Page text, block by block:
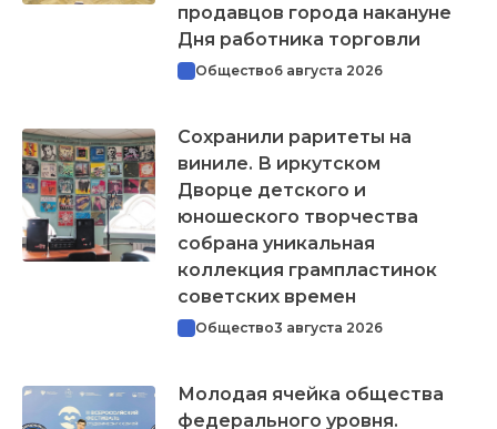
продавцов города накануне
Дня работника торговли
Общество6 августа 2026
Сохранили раритеты на
виниле. В иркутском
Дворце детского и
юношеского творчества
собрана уникальная
коллекция грампластинок
советских времен
Общество3 августа 2026
Молодая ячейка общества
федерального уровня.